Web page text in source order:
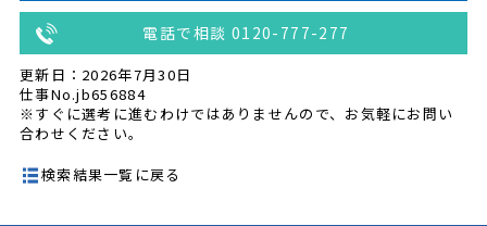
電話で相談 0120-777-277
更新日：2026年7月30日
仕事No.jb656884
※すぐに選考に進むわけではありませんので、お気軽にお問い
合わせください。
検索結果一覧に戻る